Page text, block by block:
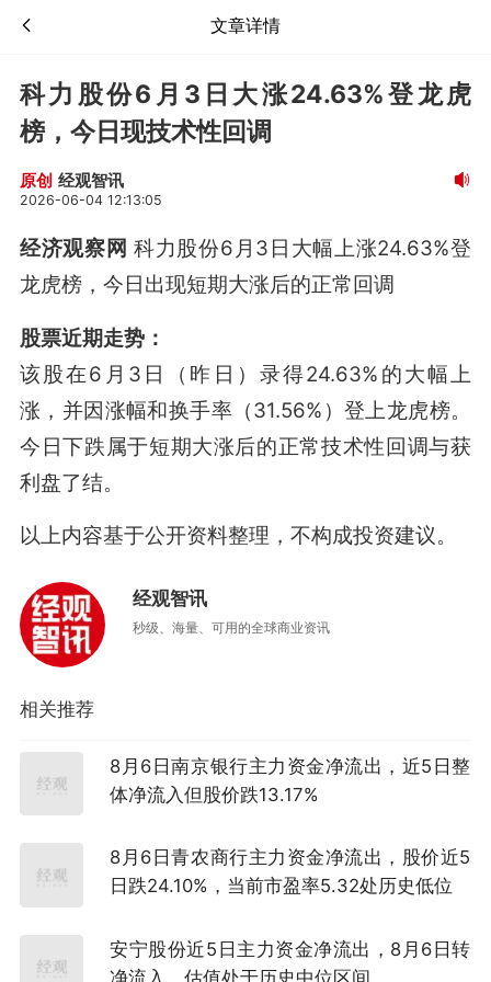
文章详情
科力股份6月3日大涨24.63%登龙虎
榜，今日现技术性回调
原创 经观智讯
2026-06-04 12:13:05
经济观察网 科力股份6月3日大幅上涨24.63%登
龙虎榜，今日出现短期大涨后的正常回调
股票近期走势：
该股在6月3日（昨日）录得24.63%的大幅上
涨，并因涨幅和换手率（31.56%）登上龙虎榜。
今日下跌属于短期大涨后的正常技术性回调与获
利盘了结。
以上内容基于公开资料整理，不构成投资建议。
经观智讯
秒级、海量、可用的全球商业资讯
相关推荐
8月6日南京银行主力资金净流出，近5日整
体净流入但股价跌13.17%
8月6日青农商行主力资金净流出，股价近5
日跌24.10%，当前市盈率5.32处历史低位
安宁股份近5日主力资金净流出，8月6日转
净流入，估值处于历史中位区间